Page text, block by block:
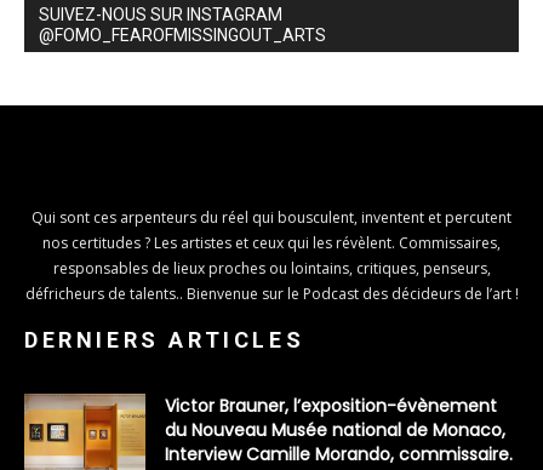
SUIVEZ-NOUS SUR INSTAGRAM
@FOMO_FEAROFMISSINGOUT_ARTS
Qui sont ces arpenteurs du réel qui bousculent, inventent et percutent
nos certitudes ? Les artistes et ceux qui les révèlent. Commissaires,
responsables de lieux proches ou lointains, critiques, penseurs,
défricheurs de talents.. Bienvenue sur le Podcast des décideurs de l’art !
DERNIERS ARTICLES
Victor Brauner, l’exposition-évènement
du Nouveau Musée national de Monaco,
Interview Camille Morando, commissaire.